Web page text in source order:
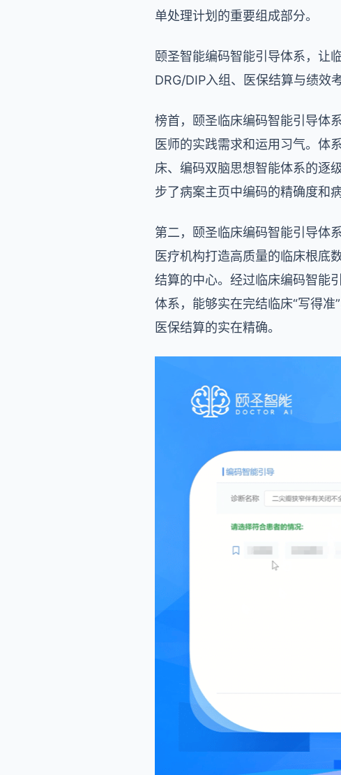
单处理计划的重要组成部分。
颐圣智能编码智能引导体系，让
DRG/DIP入组、医保结算与绩效
榜首，颐圣临床编码智能引导体
医师的实践需求和运用习气。体
床、编码双脑思想智能体系的逐
步了病案主页中编码的精确度和
第二，颐圣临床编码智能引导体
医疗机构打造高质量的临床根底
结算的中心。经过临床编码智能
体系，能够实在完结临床“写得准
医保结算的实在精确。